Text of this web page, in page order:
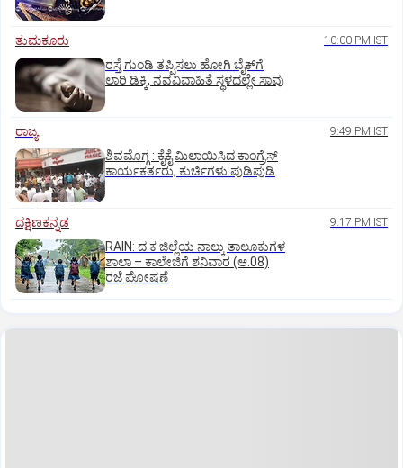
ತುಮಕೂರು 10:00 PM IST
ರಸ್ತೆ ಗುಂಡಿ ತಪ್ಪಿಸಲು ಹೋಗಿ ಬೈಕ್‌ಗೆ
ಲಾರಿ ಡಿಕ್ಕಿ, ನವವಿವಾಹಿತೆ ಸ್ಥಳದಲ್ಲೇ ಸಾವು
ರಾಜ್ಯ 9:49 PM IST
ಶಿವಮೊಗ್ಗ : ಕೈಕೈ ಮಿಲಾಯಿಸಿದ ಕಾಂಗ್ರೆಸ್
ಕಾರ್ಯಕರ್ತರು, ಕುರ್ಚಿಗಳು ಪುಡಿಪುಡಿ
ದಕ್ಷಿಣಕನ್ನಡ 9:17 PM IST
RAIN: ದ.ಕ ಜಿಲ್ಲೆಯ ನಾಲ್ಕು ತಾಲೂಕುಗಳ
ಶಾಲಾ – ಕಾಲೇಜಿಗೆ ಶನಿವಾರ (ಆ.08)
ರಜೆ ಘೋಷಣೆ